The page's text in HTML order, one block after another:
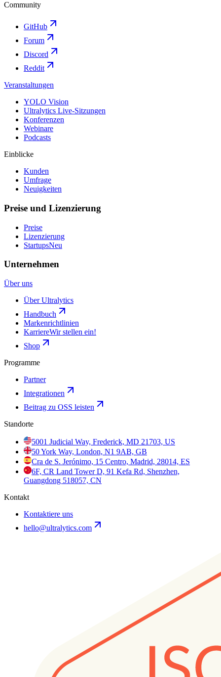
Community
GitHub
Forum
Discord
Reddit
Veranstaltungen
YOLO Vision
Ultralytics Live-Sitzungen
Konferenzen
Webinare
Podcasts
Einblicke
Kunden
Umfrage
Neuigkeiten
Preise und Lizenzierung
Preise
Lizenzierung
StartupsNeu
Unternehmen
Über uns
Über Ultralytics
Handbuch
Markenrichtlinien
KarriereWir stellen ein!
Shop
Programme
Partner
Integrationen
Beitrag zu OSS leisten
Standorte
5001 Judicial Way, Frederick, MD 21703, US
50 York Way, London, N1 9AB, GB
Cra de S. Jerónimo, 15 Centro, Madrid, 28014, ES
6F, CR Land Tower D, 91 Kefa Rd, Shenzhen,
Guangdong 518057, CN
Kontakt
Kontaktiere uns
hello@ultralytics.com